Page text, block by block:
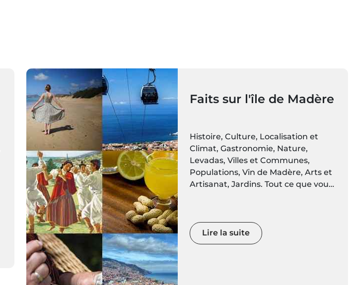
Faits sur l'île de Madère
Histoire, Culture, Localisation et
Climat, Gastronomie, Nature,
Levadas, Villes et Communes,
Populations, Vin de Madère, Arts et
Artisanat, Jardins. Tout ce que vous
mouvements
Lire la suite